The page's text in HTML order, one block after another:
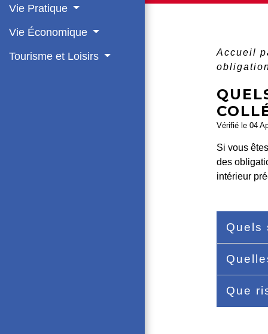
Vie Pratique
Vie Économique
Tourisme et Loisirs Accueil
Vérifié le 04
Si vous
des
intérieur
Quels
Que